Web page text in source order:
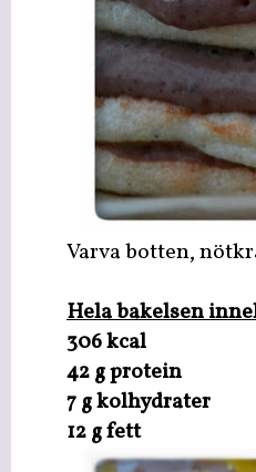
Varva botten,
Hela bakelsen
306 kcal
42 g protein
7 g kolhydrater
12 g fett